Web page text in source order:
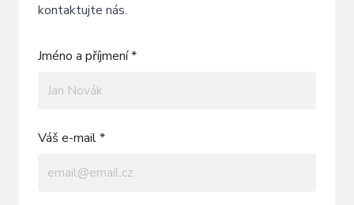
kontaktujte nás.
Jméno a příjmení *
Váš e-mail *